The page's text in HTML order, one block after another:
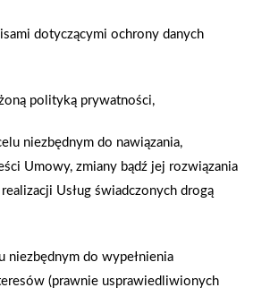
– zabezpieczenie drewna,
w takim wydaniu. Kafle pamiętają
zadaszenia nie pozwala cieszyć się ze
pogoda na zewnątrz nie dopisuje.
Czas to zmienić! Z pomocą naszych
zrobimy małą rewolucję. Zbudujemy
dotyczącymi ochrony danych
polityką prywatności,
niezbędnym do nawiązania,
Umowy, zmiany bądź jej rozwiązania
Usług świadczonych drogą
niezbędnym do wypełnienia
(prawnie usprawiedliwionych